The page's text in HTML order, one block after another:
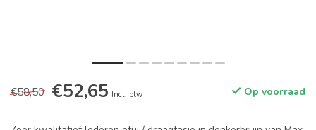
€58,50 €52,65 Incl. btw Op voorraad